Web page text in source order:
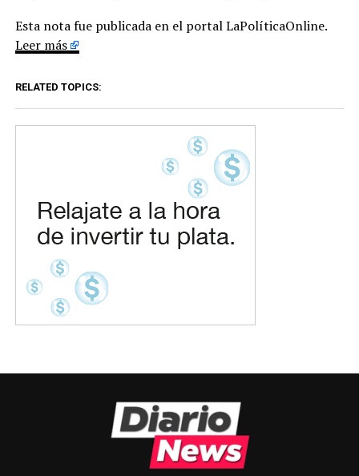
Esta nota fue publicada en el portal LaPolíticaOnline.
Leer más
RELATED TOPICS: